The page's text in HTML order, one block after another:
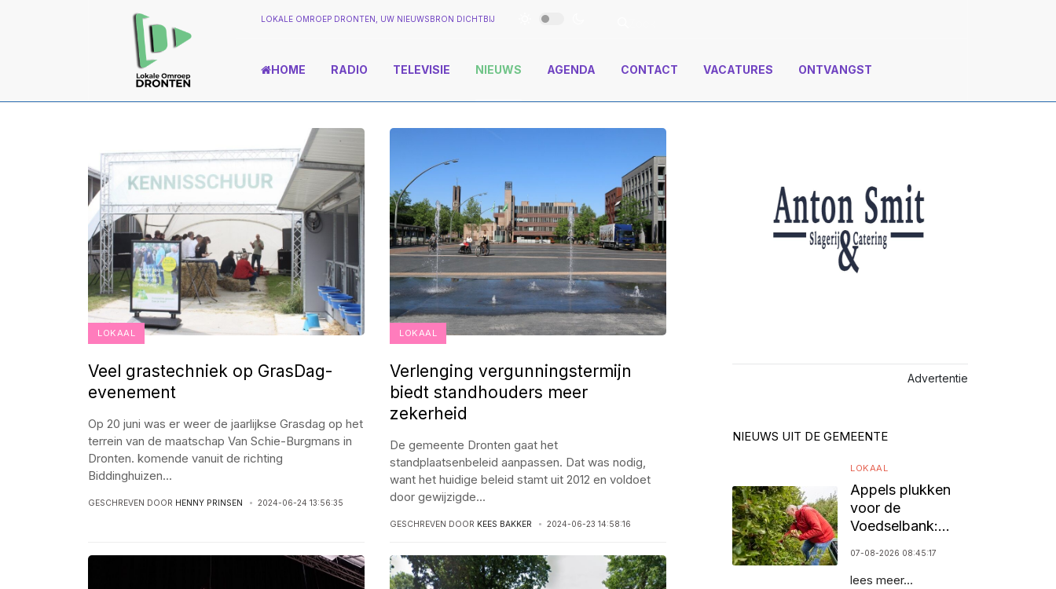
LOKALE OMROEP DRONTEN, UW NIEUWSBRON DICHTBIJ
HOME RADIO TELEVISIE NIEUWS AGENDA CONTACT VACATURES ONTVANGST
LOKAAL
Veel grastechniek op GrasDag-
evenement
Op 20 juni was er weer de jaarlijkse Grasdag op het
terrein van de maatschap Van Schie-Burgmans in
Dronten. komende vanuit de richting
Biddinghuizen...
GESCHREVEN DOOR HENNY PRINSEN 2024-06-24 13:56:35
LOKAAL
Verlenging vergunningstermijn
biedt standhouders meer
zekerheid
De gemeente Dronten gaat het
standplaatsenbeleid aanpassen. Dat was nodig,
want het huidige beleid stamt uit 2012 en voldoet
door gewijzigde...
GESCHREVEN DOOR KEES BAKKER 2024-06-23 14:58:16
Advertentie
NIEUWS UIT DE GEMEENTE
LOKAAL
Appels plukken
voor de
Voedselbank:
07-08-2026 08:45:17
lees meer...